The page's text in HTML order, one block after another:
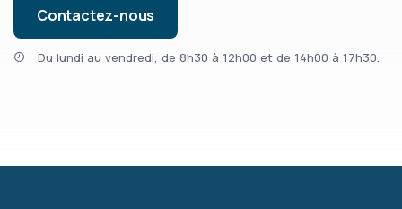
June 19, 2026, 12:21 PM
Contactez-nous
Du lundi au vendredi, de 8h30 à 12h00 et de 14h00 à 17h30.